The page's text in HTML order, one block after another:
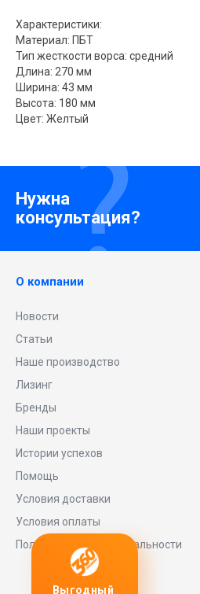
Характеристики:
Материал: ПБТ
Тип жесткости ворса: средний
Длина: 270 мм
Ширина: 43 мм
Высота: 180 мм
Цвет: Желтый
Нужна
консультация?
О компании
Новости
Статьи
Наше производство
Лизинг
Бренды
Наши проекты
Истории успехов
Помощь
Условия доставки
Условия оплаты
Политика конфиденциальности
Любое